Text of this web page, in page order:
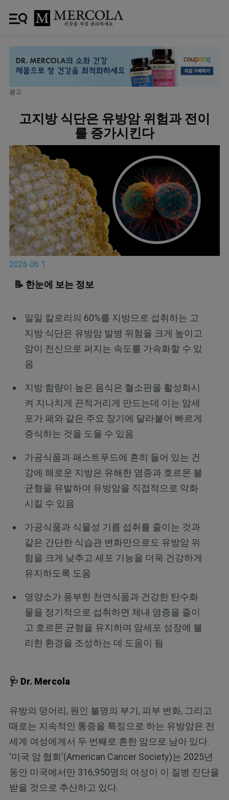
광고
고지방 식단은 유방암 위험과 전이
를 증가시킨다
2026 06 1
📝 한눈에 보는 정보
일일 칼로리의 60%를 지방으로 섭취하는 고
지방 식단은 유방암 발병 위험을 크게 높이고
암이 전신으로 퍼지는 속도를 가속화할 수 있
음
지방 함량이 높은 음식은 혈소판을 활성화시
켜 지나치게 끈적거리게 만드는데 이는 암세
포가 폐와 같은 주요 장기에 달라붙어 빠르게
증식하는 것을 도울 수 있음
가공식품과 패스트푸드에 흔히 들어 있는 건
강에 해로운 지방은 유해한 염증과 호르몬 불
균형을 유발하여 유방암을 직접적으로 악화
시킬 수 있음
가공식품과 식물성 기름 섭취를 줄이는 것과
같은 간단한 식습관 변화만으로도 유방암 위
험을 크게 낮추고 세포 기능을 더욱 건강하게
유지하도록 도움
영양소가 풍부한 천연식품과 건강한 탄수화
물을 정기적으로 섭취하면 체내 염증을 줄이
고 호르몬 균형을 유지하며 암세포 성장에 불
리한 환경을 조성하는 데 도움이 됨
🩺 Dr. Mercola
유방의 덩어리, 원인 불명의 부기, 피부 변화, 그리고
때로는 지속적인 통증을 특징으로 하는 유방암은 전
세계 여성에게서 두 번째로 흔한 암으로 남아 있다.
'미국 암 협회'(American Cancer Society)는 2025년
동안 미국에서만 316,950명의 여성이 이 질병 진단을
받을 것으로 추산하고 있다.